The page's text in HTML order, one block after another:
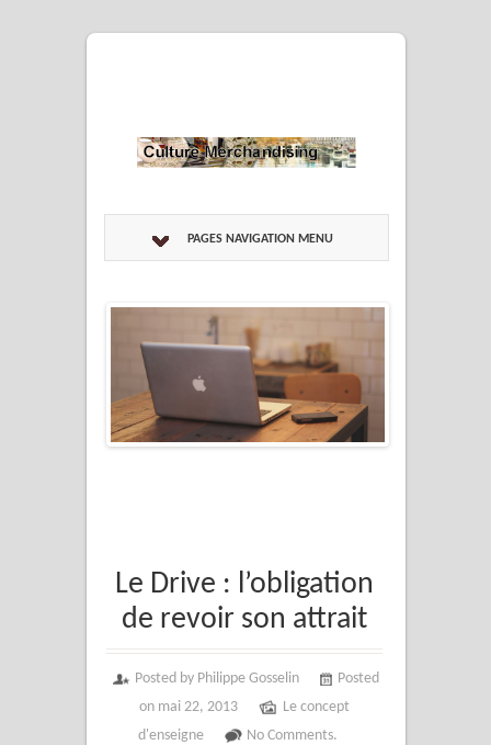
PAGES NAVIGATION MENU
Le Drive : l’obligation
de revoir son attrait
Posted by Philippe Gosselin
Posted
on mai 22, 2013
Le concept
d'enseigne
No Comments.